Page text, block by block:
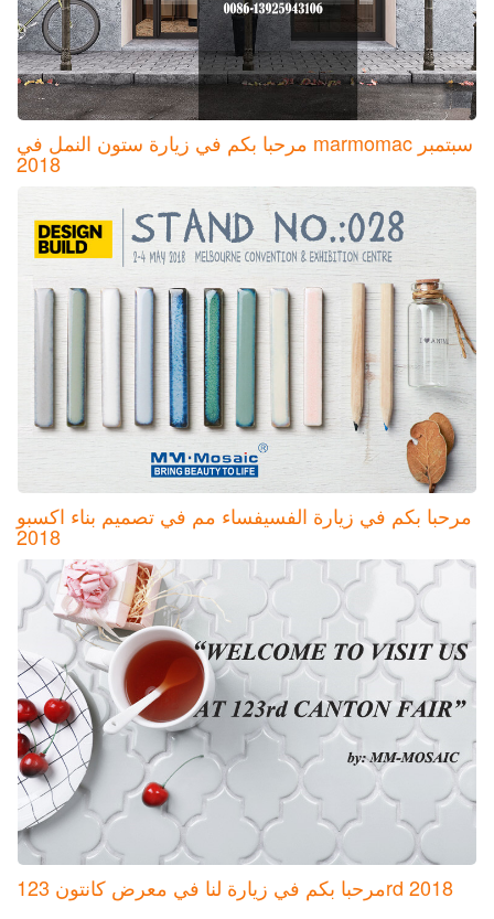
مرحبا بكم في زيارة ستون النمل في marmomac سبتمبر
2018
مرحبا بكم في زيارة الفسيفساء مم في تصميم بناء اكسبو
2018
مرحبا بكم في زيارة لنا في معرض كانتون 123rd 2018